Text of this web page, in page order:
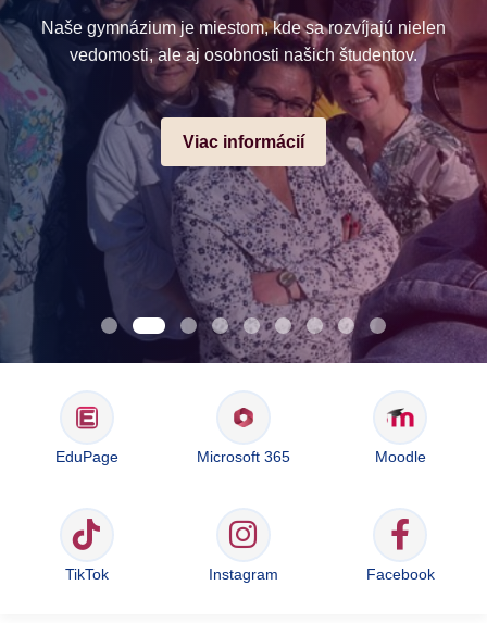
Naše gymnázium je miestom, kde sa rozvíjajú nielen
vedomosti, ale aj osobnosti našich študentov.
Viac informácií
EduPage Microsoft 365 Moodle
TikTok Instagram Facebook